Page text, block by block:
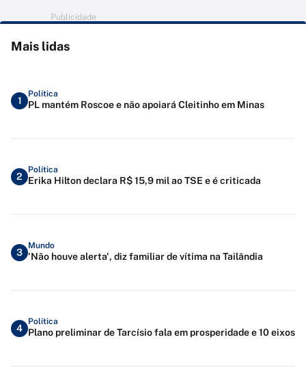
Publicidade
Mais lidas
1
Política
PL mantém Roscoe e não apoiará Cleitinho em Minas
2
Política
Erika Hilton declara R$ 15,9 mil ao TSE e é criticada
3
Mundo
'Não houve alerta', diz familiar de vítima na Tailândia
4
Política
Plano preliminar de Tarcísio fala em prosperidade e 10 eixos